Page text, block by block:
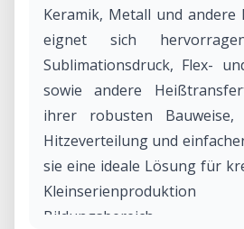
Keramik, Metall und andere
eignet sich
Sublimationsdruck, Flex-
sowie andere
ihrer robusten Bauweise,
Hitzeverteilung und
sie eine ideale Lösung für
Bildungsbereich.